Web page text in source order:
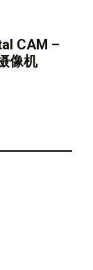
CAM –
像机